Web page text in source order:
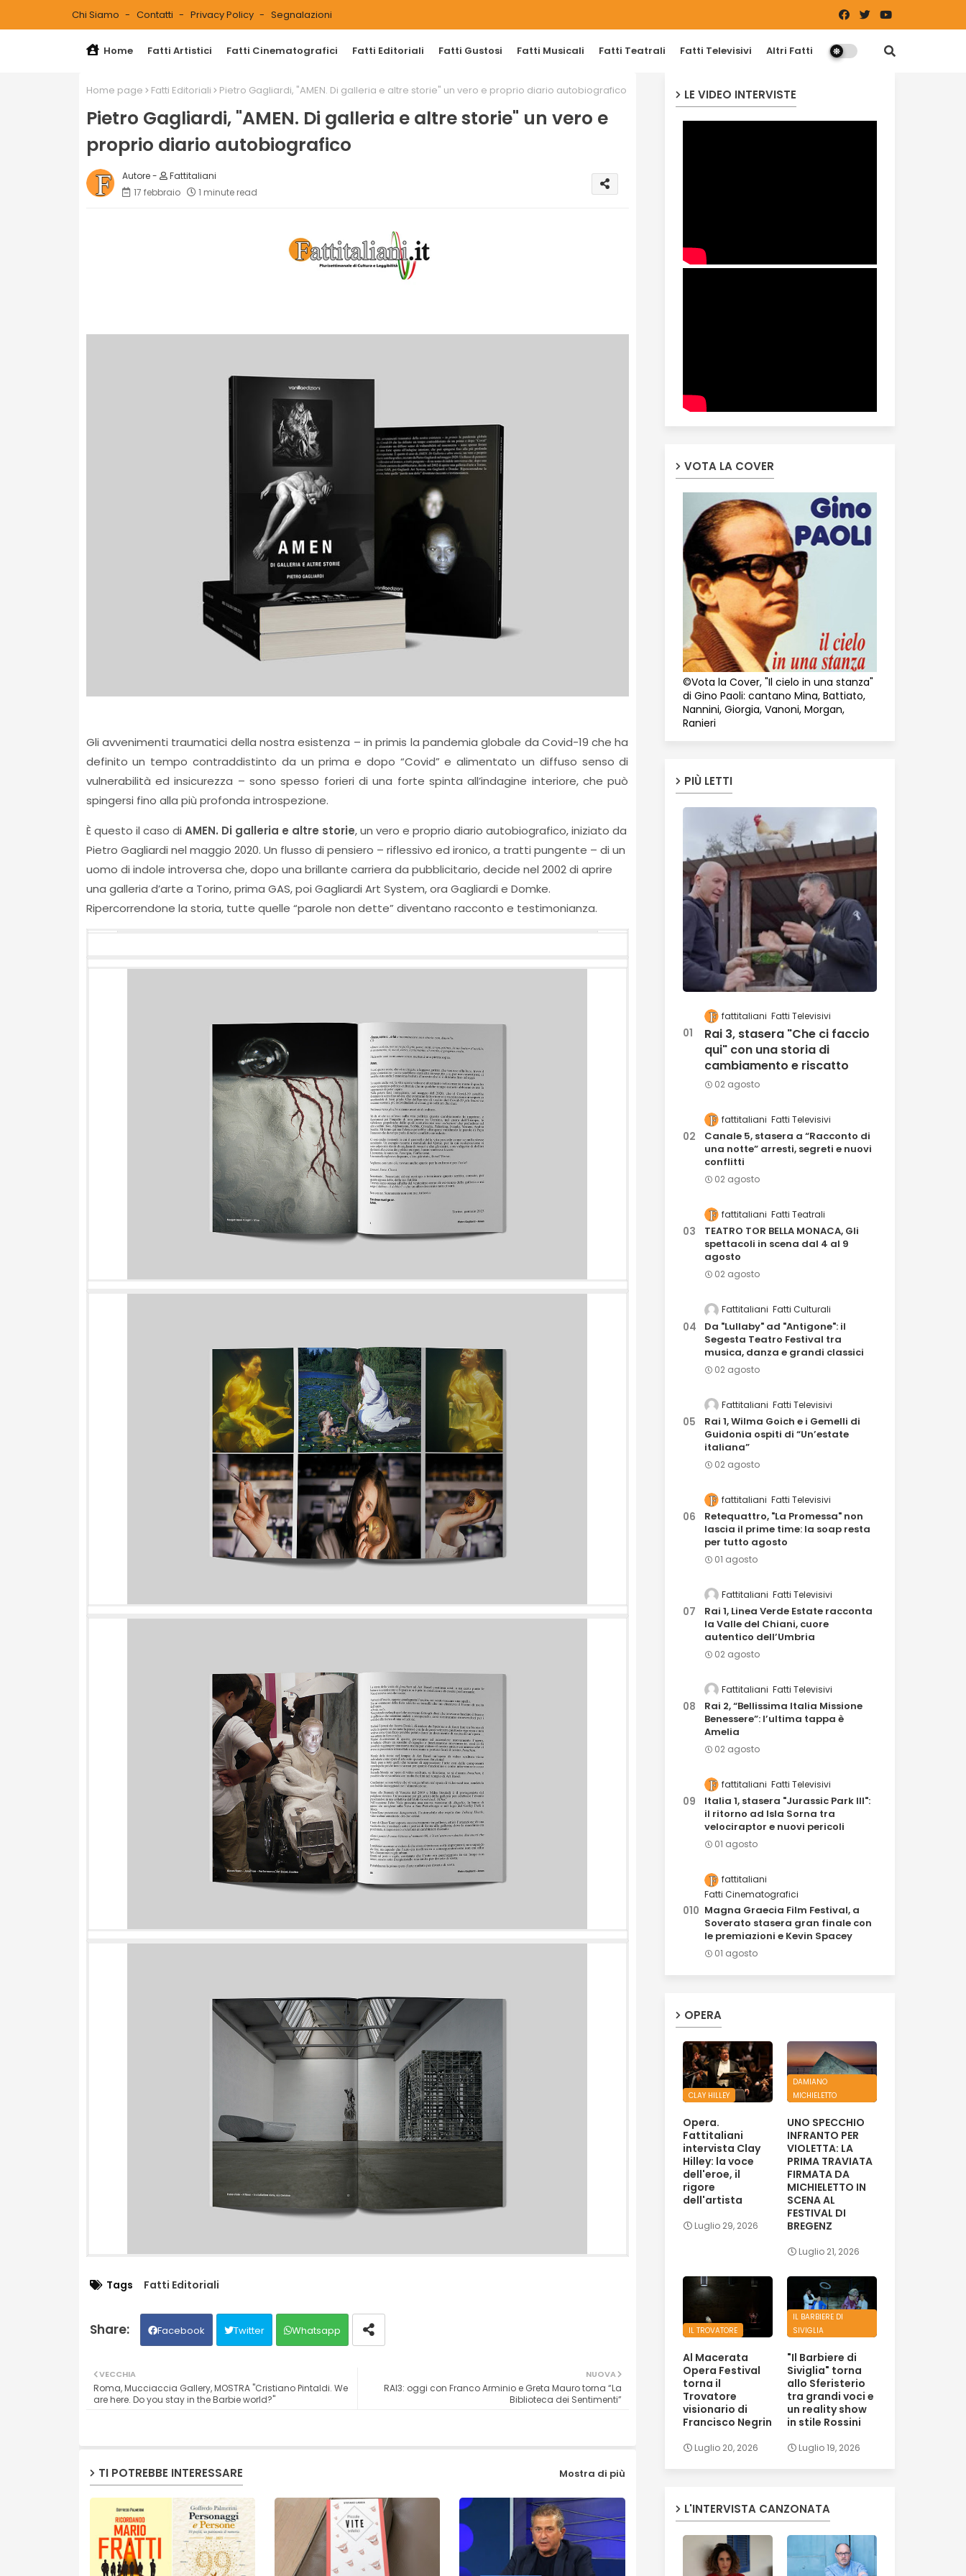
Chi Siamo Contatti Privacy Policy Segnalazioni
Home Fatti Artistici Fatti Cinematografici Fatti Editoriali Fatti Gustosi Fatti Musicali Fatti Teatrali Fatti Televisivi Altri Fatti
Home page Fatti Editoriali Pietro Gagliardi, "AMEN. Di galleria e altre storie" un vero e proprio diario autobiografico
Pietro Gagliardi, "AMEN. Di galleria e altre storie" un vero e
proprio diario autobiografico
Fattitaliani
17 febbraio
1 minute read
Gli avvenimenti traumatici della nostra esistenza – in primis la pandemia globale da Covid-19 che ha
definito un tempo contraddistinto da un prima e dopo “Covid” e alimentato un diffuso senso di
vulnerabilità ed insicurezza – sono spesso forieri di una forte spinta all’indagine interiore, che può
spingersi fino alla più profonda introspezione.
È questo il caso di AMEN. Di galleria e altre storie, un vero e proprio diario autobiografico, iniziato da
Pietro Gagliardi nel maggio 2020. Un flusso di pensiero – riflessivo ed ironico, a tratti pungente – di un
uomo di indole introversa che, dopo una brillante carriera da pubblicitario, decide nel 2002 di aprire
una galleria d’arte a Torino, prima GAS, poi Gagliardi Art System, ora Gagliardi e Domke.
Ripercorrendone la storia, tutte quelle “parole non dette” diventano racconto e testimonianza.
Tags Fatti Editoriali
Facebook Twitter Whatsapp
NUOVA
RAI3: oggi con Franco Arminio e Greta Mauro torna “La
Biblioteca dei Sentimenti”
VECCHIA
Roma, Mucciaccia Gallery, MOSTRA "Cristiano Pintaldi. We
are here. Do you stay in the Barbie world?"
TI POTREBBE INTERESSARE Mostra di più
LE VIDEO INTERVISTE
VOTA LA COVER
©Vota la Cover, "Il cielo in una stanza"
di Gino Paoli: cantano Mina, Battiato,
Nannini, Giorgia, Vanoni, Morgan,
Ranieri
PIÙ LETTI
fattitaliani Fatti Televisivi
Rai 3, stasera "Che ci faccio
qui" con una storia di
cambiamento e riscatto
02 agosto
fattitaliani Fatti Televisivi
Canale 5, stasera a “Racconto di
una notte” arresti, segreti e nuovi
conflitti
02 agosto
fattitaliani Fatti Teatrali
TEATRO TOR BELLA MONACA, Gli
spettacoli in scena dal 4 al 9
agosto
02 agosto
Fattitaliani Fatti Culturali
Da "Lullaby" ad "Antigone": il
Segesta Teatro Festival tra
musica, danza e grandi classici
02 agosto
Fattitaliani Fatti Televisivi
Rai 1, Wilma Goich e i Gemelli di
Guidonia ospiti di “Un’estate
italiana”
02 agosto
fattitaliani Fatti Televisivi
Retequattro, "La Promessa" non
lascia il prime time: la soap resta
per tutto agosto
01 agosto
Fattitaliani Fatti Televisivi
Rai 1, Linea Verde Estate racconta
la Valle del Chiani, cuore
autentico dell’Umbria
02 agosto
Fattitaliani Fatti Televisivi
Rai 2, “Bellissima Italia Missione
Benessere”: l’ultima tappa è
Amelia
02 agosto
fattitaliani Fatti Televisivi
Italia 1, stasera "Jurassic Park III":
il ritorno ad Isla Sorna tra
velociraptor e nuovi pericoli
01 agosto
fattitaliani
Fatti Cinematografici
Magna Graecia Film Festival, a
Soverato stasera gran finale con
le premiazioni e Kevin Spacey
01 agosto
OPERA
CLAY HILLEY
Opera.
Fattitaliani
intervista Clay
Hilley: la voce
dell'eroe, il
rigore
dell'artista
Luglio 29, 2026
DAMIANO
MICHIELETTO
UNO SPECCHIO
INFRANTO PER
VIOLETTA: LA
PRIMA TRAVIATA
FIRMATA DA
MICHIELETTO IN
SCENA AL
FESTIVAL DI
BREGENZ
Luglio 21, 2026
IL TROVATORE
Al Macerata
Opera Festival
torna il
Trovatore
visionario di
Francisco Negrin
Luglio 20, 2026
IL BARBIERE DI
SIVIGLIA
"Il Barbiere di
Siviglia" torna
allo Sferisterio
tra grandi voci e
un reality show
in stile Rossini
Luglio 19, 2026
L'INTERVISTA CANZONATA